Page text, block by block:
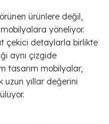
ürünlere değil,
yöneliyor.
çekici detaylarla birlikte
aynı çizgide
tasarım mobilyalar,
uzun yıllar değerini